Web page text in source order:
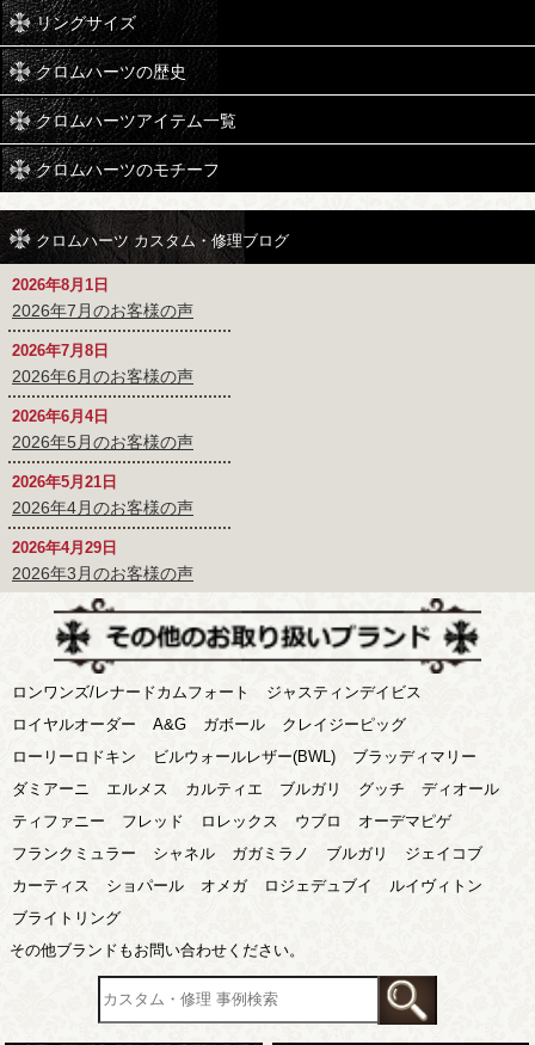
リングサイズ
クロムハーツの歴史
クロムハーツアイテム一覧
クロムハーツのモチーフ
クロムハーツ カスタム・修理ブログ
2026年8月1日
2026年7月のお客様の声
2026年7月8日
2026年6月のお客様の声
2026年6月4日
2026年5月のお客様の声
2026年5月21日
2026年4月のお客様の声
2026年4月29日
2026年3月のお客様の声
ロンワンズ/レナードカムフォート
ジャスティンデイビス
ロイヤルオーダー
A&G ガボール
クレイジーピッグ
ローリーロドキン
ビルウォールレザー(BWL)
ブラッディマリー
ダミアーニ
エルメス カルティエ ブルガリ グッチ
ディオール
ティファニー
フレッド ロレックス ウブロ
オーデマピゲ
フランクミュラー
シャネル ガガミラノ ブルガリ
ジェイコブ
カーティス
ショパール オメガ ロジェデュブイ
ルイヴィトン
ブライトリング
その他ブランドもお問い合わせください。